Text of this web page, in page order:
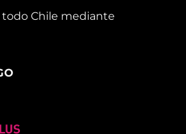
todo Chile mediante